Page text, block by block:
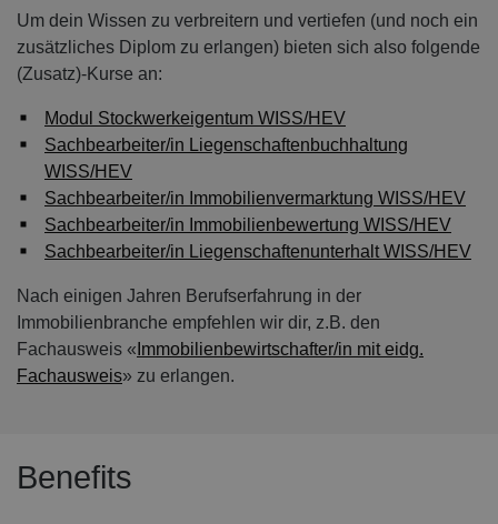
Um dein Wissen zu verbreitern und vertiefen (und noch ein
zusätzliches Diplom zu erlangen) bieten sich also folgende
(Zusatz)-Kurse an:
Modul Stockwerkeigentum WISS/HEV
Sachbearbeiter/in Liegenschaftenbuchhaltung
WISS/HEV
Sachbearbeiter/in Immobilienvermarktung WISS/HEV
Sachbearbeiter/in Immobilienbewertung WISS/HEV
Sachbearbeiter/in Liegenschaftenunterhalt WISS/HEV
Nach einigen Jahren Berufserfahrung in der
Immobilienbranche empfehlen wir dir, z.B. den
Fachausweis « Immobilienbewirtschafter/in mit eidg.
Fachausweis» zu erlangen.
Benefits